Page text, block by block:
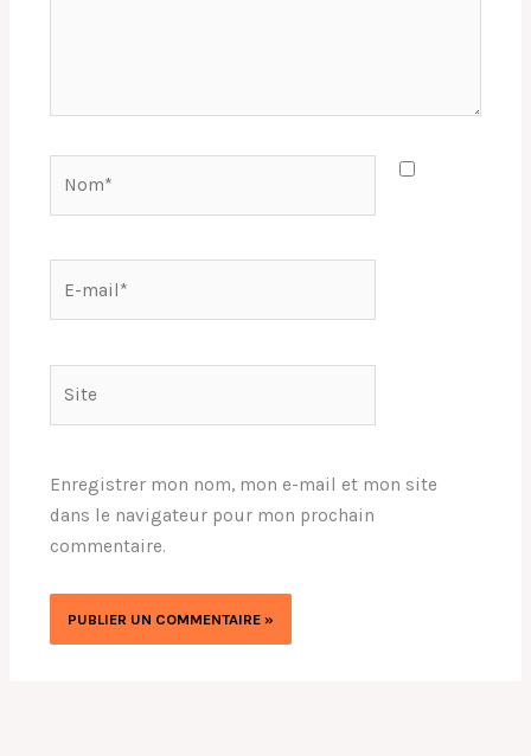
Enregistrer mon nom, mon e-mail et mon site
dans le navigateur pour mon prochain
commentaire.